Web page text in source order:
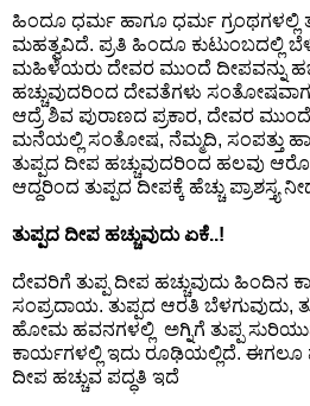
🏃 Health
🛒 Shopping
💡 Inspire
🙏 Culture
🧑 Jobs
📸 Gallery
😄 Leisure
o
o
k
I
n
t
g
r
a
m
Telegram
LinkedIn
Pinterest
Reddit
✉ E-Mail
ಹಿಂದೂ ಧರ್ಮ ಹಾಗೂ ಧರ್ಮ ಗ್ರಂಥಗಳಲ್ಲಿ
ಮಹತ್ವವಿದೆ. ಪ್ರತಿ ಹಿಂದೂ ಕುಟುಂಬದಲ್ಲಿ
ಮಹಿಳೆಯರು ದೇವರ ಮುಂದೆ ದೀಪವನ್ನು
ಹಚ್ಚುವುದರಿಂದ ದೇವತೆಗಳು
ಆದ್ರೆ ಶಿವ ಪುರಾಣದ ಪ್ರಕಾರ, ದೇವರ
ಮನೆಯಲ್ಲಿ ಸಂತೋಷ, ನೆಮ್ಮದಿ, ಸಂಪತ್ತು
ತುಪ್ಪದ ದೀಪ ಹಚ್ಚುವುದರಿಂದ ಹಲವು
ಆದ್ದರಿಂದ ತುಪ್ಪದ ದೀಪಕ್ಕೆ ಹೆಚ್ಚು ಪ್ರಾಶಸ್ತ್ಯ
ತುಪ್ಪದ ದೀಪ ಹಚ್ಚುವುದು ಏಕೆ..!
ದೇವರಿಗೆ ತುಪ್ಪ ದೀಪ ಹಚ್ಚುವುದು
ಸಂಪ್ರದಾಯ. ತುಪ್ಪದ ಆರತಿ ಬೆಳಗುವುದು,
ಹೋಮ ಹವನಗಳಲ್ಲಿ ಅಗ್ನಿಗೆ ತುಪ್ಪ
ಕಾರ್ಯಗಳಲ್ಲಿ ಇದು ರೂಢಿಯಲ್ಲಿದೆ. ಈಗಲೂ
ದೀಪ ಹಚ್ಚುವ ಪದ್ಧತಿ ಇದೆ